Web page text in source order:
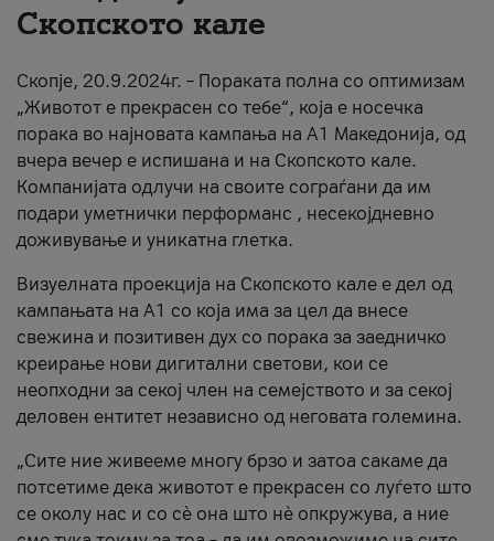
За нас
#ПодобарОнлајн
Скопското кале
Скопје, 20.9.2024г. – Пораката полна со оптимизам
„Животот е прекрасен со тебе“, која е носечка
порака во најновата кампања на А1 Македонија, од
вчера вечер е испишана и на Скопското кале.
Компанијата одлучи на своите сограѓани да им
подари уметнички перформанс , несекојдневно
доживување и уникатна глетка.
Визуелната проекција на Скопското кале е дел од
кампањата на А1 со која има за цел да внесе
свежина и позитивен дух со порака за заедничко
креирање нови дигитални светови, кои се
неопходни за секој член на семејството и за секој
деловен ентитет независно од неговата големина.
„Сите ние живееме многу брзо и затоа сакаме да
потсетиме дека животот е прекрасен со луѓето што
се околу нас и со сè она што нè опкружува, а ние